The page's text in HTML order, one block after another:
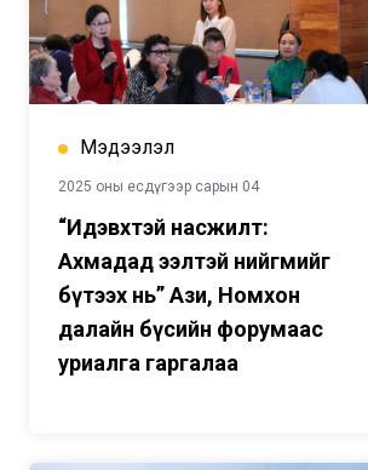
Мэдээлэл
2025 оны есдүгээр сарын 04
“Идэвхтэй насжилт:
Ахмадад ээлтэй нийгмийг
бүтээх нь” Ази, Номхон
далайн бүсийн форумаас
уриалга гаргалаа